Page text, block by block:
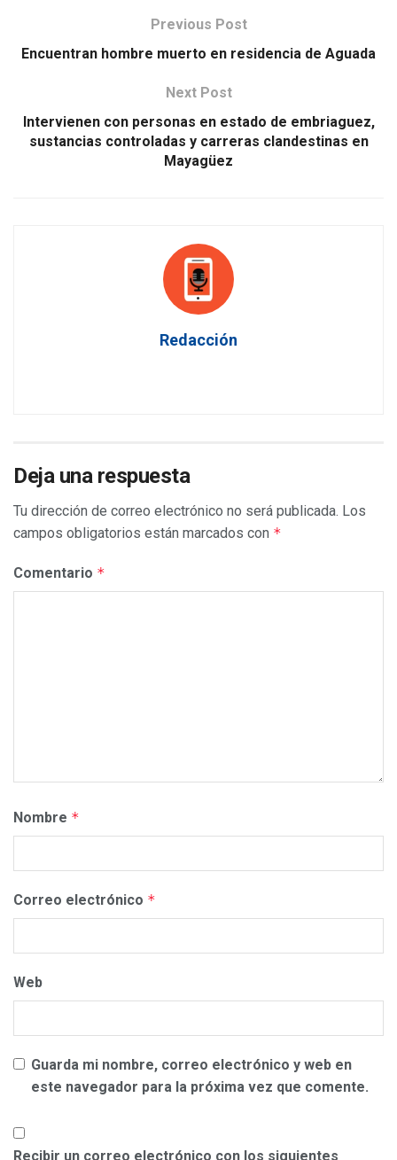
Previous Post
Encuentran hombre muerto en residencia de Aguada
Next Post
Intervienen con personas en estado de embriaguez,
sustancias controladas y carreras clandestinas en
Mayagüez
Redacción
Deja una respuesta
Tu dirección de correo electrónico no será publicada. Los
campos obligatorios están marcados con *
Comentario *
Nombre *
Correo electrónico *
Web
Guarda mi nombre, correo electrónico y web en
este navegador para la próxima vez que comente.
Recibir un correo electrónico con los siguientes